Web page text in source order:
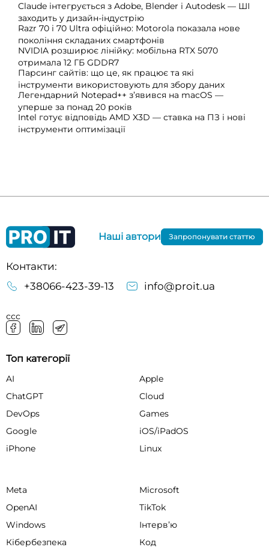
Claude інтегрується з Adobe, Blender і Autodesk — ШІ
заходить у дизайн-індустрію
Razr 70 і 70 Ultra офіційно: Motorola показала нове
покоління складаних смартфонів
NVIDIA розширює лінійку: мобільна RTX 5070
отримала 12 ГБ GDDR7
Парсинг сайтів: що це, як працює та які
інструменти використовують для збору даних
Легендарний Notepad++ з’явився на macOS —
уперше за понад 20 років
Intel готує відповідь AMD X3D — ставка на ПЗ і нові
інструменти оптимізації
Контакти:
+38066-423-39-13
info@proit.ua
ссс
Наші автори Запропонувати статтю
Топ категорії
AI
Apple
ChatGPT
Cloud
DevOps
Games
Google
iOS/iPadOS
iPhone
Linux
Meta
Microsoft
OpenAI
TikTok
Windows
Інтервʼю
Кібербезпека
Код